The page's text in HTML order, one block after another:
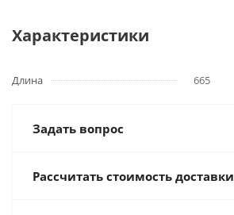
Характеристики
Длина 665
Задать вопрос
Рассчитать стоимость доставки